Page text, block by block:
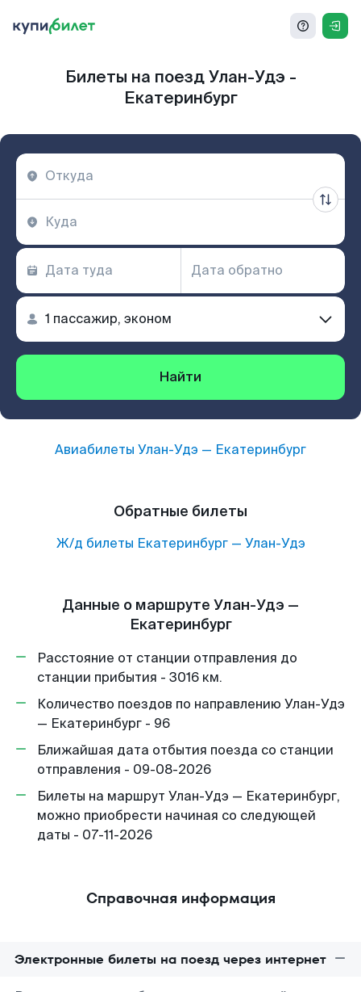
Билеты на поезд Улан-Удэ -
Екатеринбург
Найти
Авиабилеты Улан-Удэ — Екатеринбург
Обратные билеты
Ж/д билеты Екатеринбург— Улан-Удэ
Данные о маршруте Улан-Удэ —
Екатеринбург
Расстояние от станции отправления до
станции прибытия - 3016 км.
Количество поездов по направлению Улан-Удэ
— Екатеринбург - 96
Ближайшая дата отбытия поезда со станции
отправления - 09-08-2026
Билеты на маршрут Улан-Удэ — Екатеринбург,
можно приобрести начиная со следующей
даты - 07-11-2026
Справочная информация
Электронные билеты на поезд через интернет